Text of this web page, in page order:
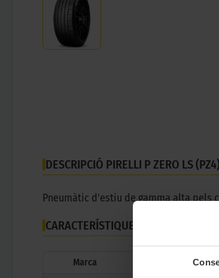
DESCRIPCIÓ PIRELLI P ZERO LS
Pneumàtic d'estiu de gamma alta pels
CARACTERÍSTIQUES TÈCNIQUES
Marca